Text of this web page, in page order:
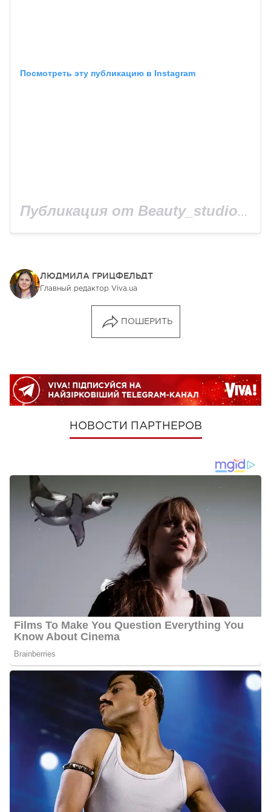
Посмотреть эту публикацию в Instagram
Публикация от Beauty_studio_Kodi (@beauty_studio_kodi_)
ЛЮДМИЛА ГРИЦФЕЛЬДТ
Главный редактор Viva.ua
ПОШЕРИТЬ
НОВОСТИ ПАРТНЕРОВ